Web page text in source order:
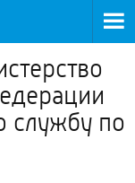
службу по